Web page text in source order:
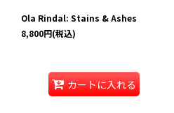
Ola Rindal: Stains & Ashes
8,800円(税込)
カートに入れる